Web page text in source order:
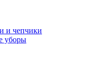
и чепчики
уборы